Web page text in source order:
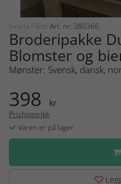
Svarta Fåret Art. nr: 380366
Broderipakke
Blomster og
Mønster: Svensk, dansk,
398 kr
Prishistorikk
Varen er på lager